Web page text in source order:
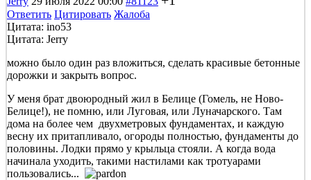
Ответить Цитировать Жалоба
Цитата: ino53
Цитата: Jerry
можно было один раз вложиться, сделать красивые бетонные
дорожки и закрыть вопрос.
У меня брат двоюродный жил в Белице (Гомель, не Ново-
Белице!), не помню, или Луговая, или Луначарского. Там
дома на более чем двухметровых фундаментах, и каждую
весну их притапливало, огороды полностью, фундаменты до
половины. Лодки прямо у крыльца стояли. А когда вода
начинала уходить, такими настилами как тротуарами
пользовались...